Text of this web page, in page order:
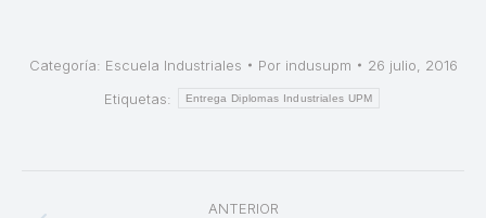
Categoría: Escuela Industriales Por indusupm
26 julio, 2016
Etiquetas:
Entrega Diplomas Industriales UPM
NavegaciónANTERIOR